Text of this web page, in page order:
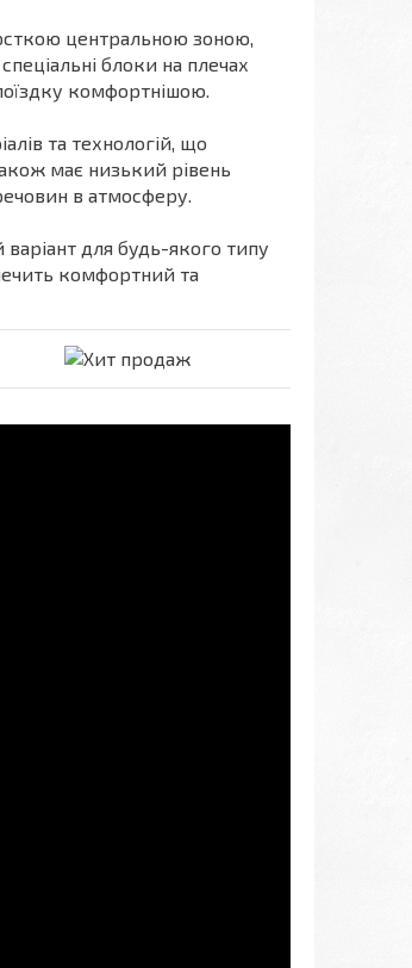
центральною зоною,
блоки на плечах
комфортнішою.
та технологій, що
має низький рівень
в атмосферу.
для будь-якого типу
комфортний та